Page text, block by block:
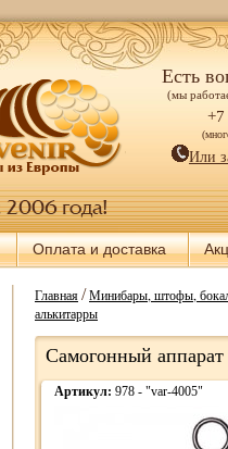
Есть
(мы
+7
Или
Оплата и доставка
Главная/Минибары, штофы,
алькитарры
Самогонный
Артикул: 978 - "var-4005"